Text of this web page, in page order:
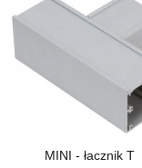
MINI - łacznik T